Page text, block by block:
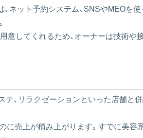
ネット予約システム、SNSやMEOを
してくれるため、オーナーは技術や
、リラクゼーションといった店舗と
売上が積み上がります。すでに美